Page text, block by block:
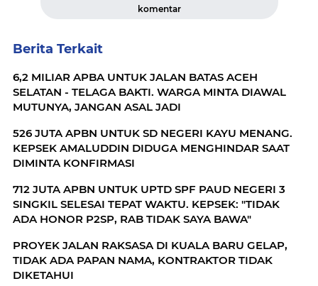
komentar
Berita Terkait
6,2 MILIAR APBA UNTUK JALAN BATAS ACEH
SELATAN - TELAGA BAKTI. WARGA MINTA DIAWAL
MUTUNYA, JANGAN ASAL JADI
526 JUTA APBN UNTUK SD NEGERI KAYU MENANG.
KEPSEK AMALUDDIN DIDUGA MENGHINDAR SAAT
DIMINTA KONFIRMASI
712 JUTA APBN UNTUK UPTD SPF PAUD NEGERI 3
SINGKIL SELESAI TEPAT WAKTU. KEPSEK: "TIDAK
ADA HONOR P2SP, RAB TIDAK SAYA BAWA"
PROYEK JALAN RAKSASA DI KUALA BARU GELAP,
TIDAK ADA PAPAN NAMA, KONTRAKTOR TIDAK
DIKETAHUI